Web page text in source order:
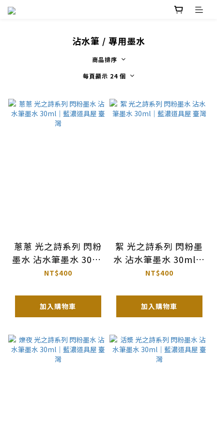
沾水筆 / 專用墨水
商品排序
每頁顯示 24 個
蔥蔥 光之詩系列 閃粉
墨水 沾水筆墨水 30ml
｜藍濃道具屋 臺灣
NT$400
加入購物車
絮 光之詩系列 閃粉墨
水 沾水筆墨水 30ml｜
藍濃道具屋 臺灣
NT$400
加入購物車